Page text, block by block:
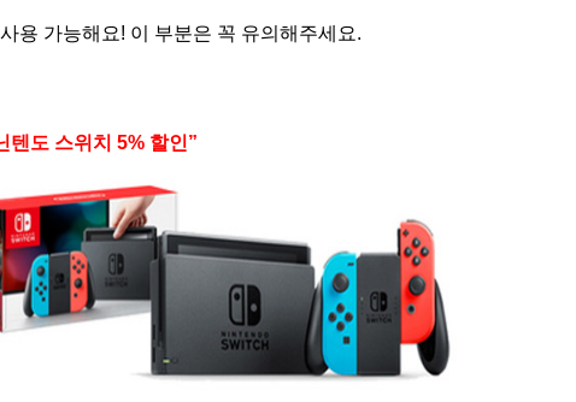
용 가능해요! 이 부분은 꼭 유의해주세요.
텐도 스위치 5% 할인”